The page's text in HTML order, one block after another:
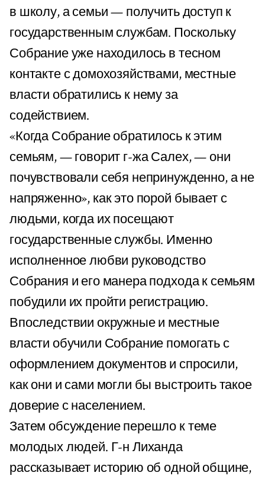
в школу, а семьи — получить доступ к
государственным службам. Поскольку
Собрание уже находилось в тесном
контакте с домохозяйствами, местные
власти обратились к нему за
содействием.
«Когда Собрание обратилось к этим
семьям, — говорит г-жа Салех, — они
почувствовали себя непринужденно, а не
напряженно», как это порой бывает с
людьми, когда их посещают
государственные службы. Именно
исполненное любви руководство
Собрания и его манера подхода к семьям
побудили их пройти регистрацию.
Впоследствии окружные и местные
власти обучили Собрание помогать с
оформлением документов и спросили,
как они и сами могли бы выстроить такое
доверие с населением.
Затем обсуждение перешло к теме
молодых людей. Г-н Лиханда
рассказывает историю об одной общине,